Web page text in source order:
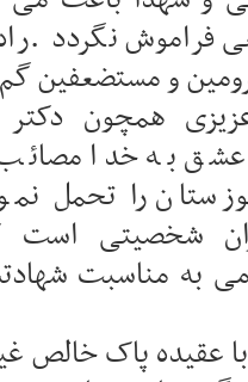
فراموش نگردد
و مستضعفین
همچون
به خدا مصائب
را تحمل
شخصیتی است
به مناسبت
عقیده‌ پاک خالص